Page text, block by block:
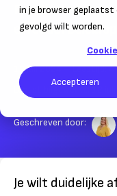
in je browser
gevolgd wilt worden.
Accepteren
Praktische tips en
effectief beleid op
12 juli 2024– Leestijd:4
Laatst bijgewerkt:
12
Geschreven door:
Je wilt duidelijke